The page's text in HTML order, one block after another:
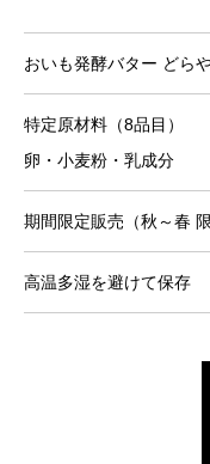
おいも発酵バター どら
特定原材料（8品目）
卵・小麦粉・乳成分
期間限定販売（秋～春 限
高温多湿を避けて保存